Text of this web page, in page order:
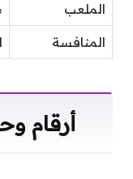
الملعب
المنافسة
أرقام